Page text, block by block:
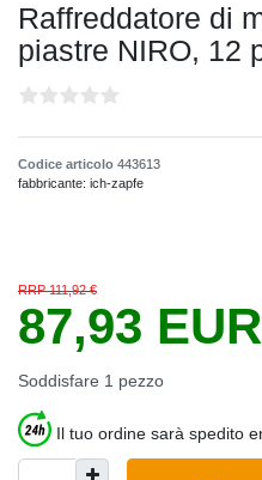
Raffreddatore di
piastre NIRO, 12
Codice articolo 443613
fabbricante: ich-zapfe
RRP 111,92 €
87,93 EUR
Soddisfare 1 pezzo
Il tuo ordine sarà spedito